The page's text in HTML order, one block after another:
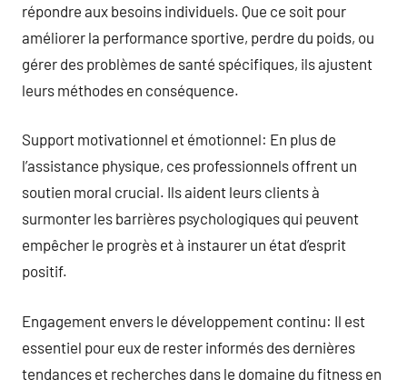
répondre aux besoins individuels. Que ce soit pour
améliorer la performance sportive, perdre du poids, ou
gérer des problèmes de santé spécifiques, ils ajustent
leurs méthodes en conséquence.
Support motivationnel et émotionnel: En plus de
l’assistance physique, ces professionnels offrent un
soutien moral crucial. Ils aident leurs clients à
surmonter les barrières psychologiques qui peuvent
empêcher le progrès et à instaurer un état d’esprit
positif.
Engagement envers le développement continu: Il est
essentiel pour eux de rester informés des dernières
tendances et recherches dans le domaine du fitness en